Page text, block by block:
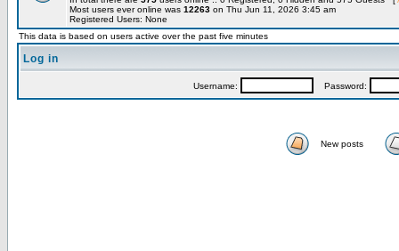
Most users ever online was 12263 on Thu Jun 11, 2026 3:45 am
Registered Users: None
This data is based on users active over the past five minutes
Log in
Username: Password:
New posts